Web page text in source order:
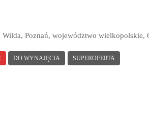
Wilda, Poznań, województwo wielkopolskie,
DO WYNAJĘCIA SUPEROFERTA